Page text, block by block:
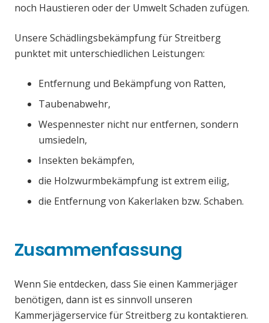
noch Haustieren oder der Umwelt Schaden zufügen.
Unsere Schädlingsbekämpfung für Streitberg
punktet mit unterschiedlichen Leistungen:
Entfernung und Bekämpfung von Ratten,
Taubenabwehr,
Wespennester nicht nur entfernen, sondern
umsiedeln,
Insekten bekämpfen,
die Holzwurmbekämpfung ist extrem eilig,
die Entfernung von Kakerlaken bzw. Schaben.
Zusammenfassung
Wenn Sie entdecken, dass Sie einen Kammerjäger
benötigen, dann ist es sinnvoll unseren
Kammerjägerservice für Streitberg zu kontaktieren.